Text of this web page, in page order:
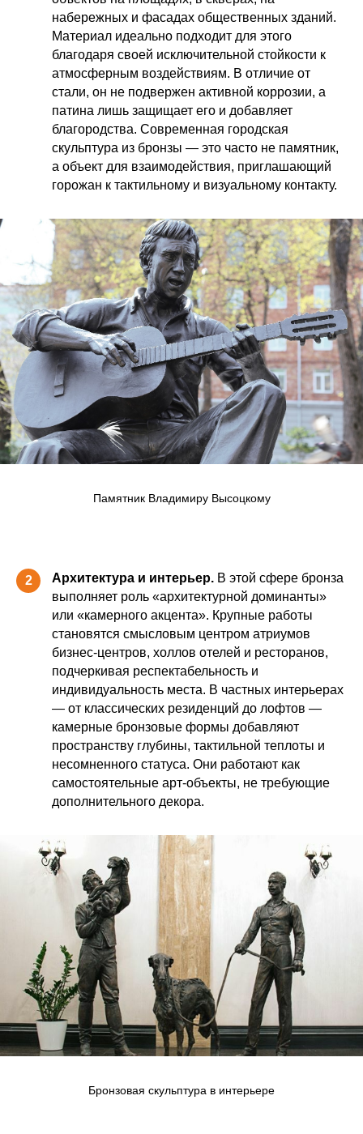
набережных и фасадах общественных зданий.
Материал идеально подходит для этого
благодаря своей исключительной стойкости к
атмосферным воздействиям. В отличие от
стали, он не подвержен активной коррозии, а
патина лишь защищает его и добавляет
благородства. Современная городская
скульптура из бронзы — это часто не памятник,
а объект для взаимодействия, приглашающий
горожан к тактильному и визуальному контакту.
Памятник Владимиру Высоцкому
2 Архитектура и интерьер. В этой сфере бронза
выполняет роль «архитектурной доминанты»
или «камерного акцента». Крупные работы
становятся смысловым центром атриумов
бизнес-центров, холлов отелей и ресторанов,
подчеркивая респектабельность и
индивидуальность места. В частных интерьерах
— от классических резиденций до лофтов —
камерные бронзовые формы добавляют
пространству глубины, тактильной теплоты и
несомненного статуса. Они работают как
самостоятельные арт-объекты, не требующие
дополнительного декора.
Бронзовая скульптура в интерьере